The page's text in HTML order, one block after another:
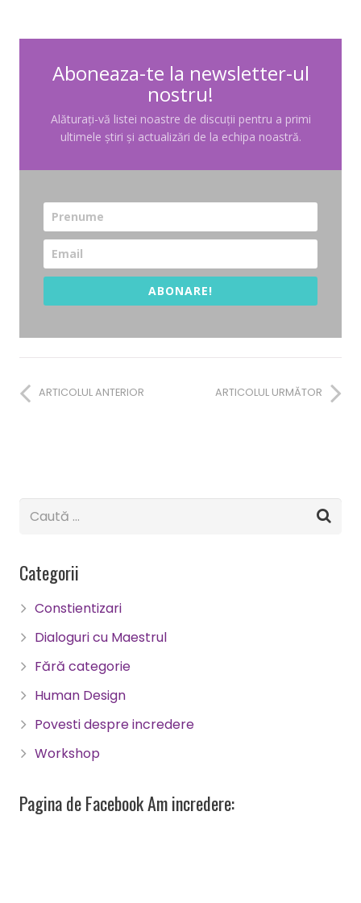
Aboneaza-te la newsletter-ul
nostru!
Alăturați-vă listei noastre de discuții pentru a primi
ultimele știri și actualizări de la echipa noastră.
ABONARE!
ARTICOLUL ANTERIOR ARTICOLUL URMĂTOR
Categorii
Constientizari
Dialoguri cu Maestrul
Fără categorie
Human Design
Povesti despre incredere
Workshop
Pagina de Facebook Am incredere: